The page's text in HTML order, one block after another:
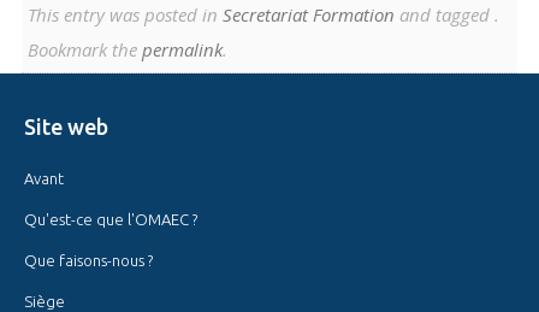
This entry was posted in Secretariat Formation and tagged .
Bookmark the permalink.
Site web
Avant
Qu'est-ce que l'OMAEC ?
Que faisons-nous ?
Siège